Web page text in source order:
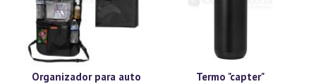
Organizador para auto
Termo "capter"